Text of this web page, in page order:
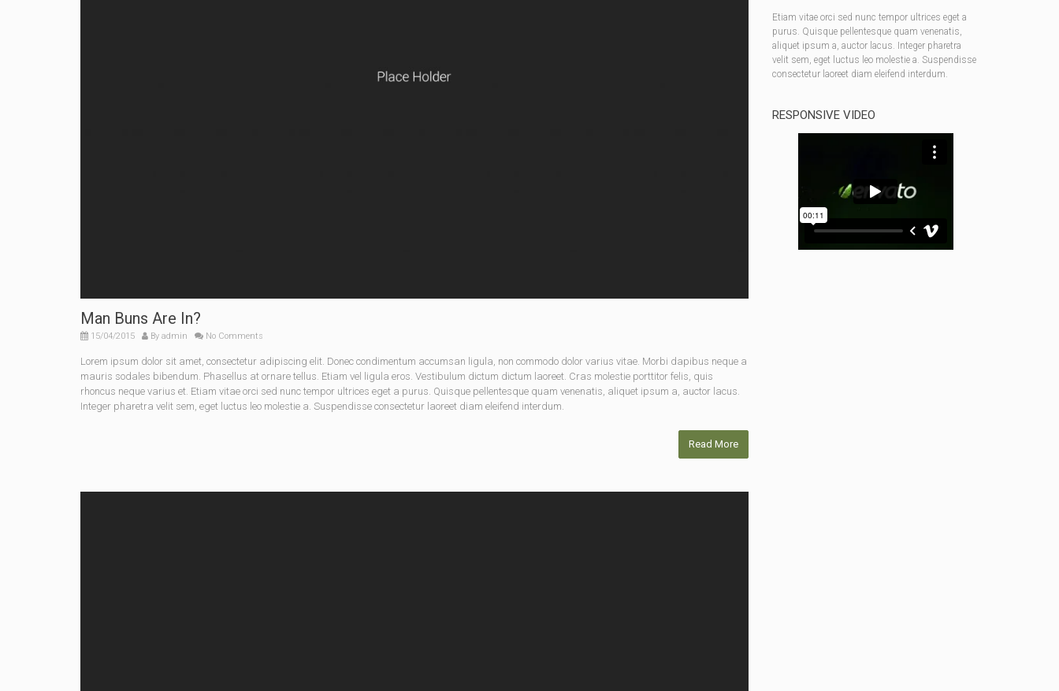
Man Buns Are In?
15/04/2015 By admin No Comments
Lorem ipsum dolor sit amet, consectetur adipiscing elit. Donec condimentum accumsan ligula, non commodo dolor varius vitae. Morbi dapibus neque a
mauris sodales bibendum. Phasellus at ornare tellus. Etiam vel ligula eros. Vestibulum dictum dictum laoreet. Cras molestie porttitor felis, quis
rhoncus neque varius et. Etiam vitae orci sed nunc tempor ultrices eget a purus. Quisque pellentesque quam venenatis, aliquet ipsum a, auctor lacus.
Integer pharetra velit sem, eget luctus leo molestie a. Suspendisse consectetur laoreet diam eleifend interdum.
Read More
Etiam vitae orci sed nunc tempor ultrices eget a
purus. Quisque pellentesque quam venenatis,
aliquet ipsum a, auctor lacus. Integer pharetra
velit sem, eget luctus leo molestie a. Suspendisse
consectetur laoreet diam eleifend interdum.
RESPONSIVE VIDEO